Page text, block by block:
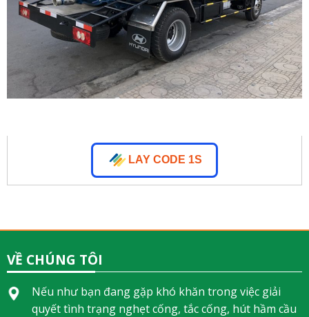
LAY CODE 1S
VỀ CHÚNG TÔI
Nếu như bạn đang gặp khó khăn trong việc giải
quyết tình trạng nghẹt cống, tắc cống, hút hầm cầu